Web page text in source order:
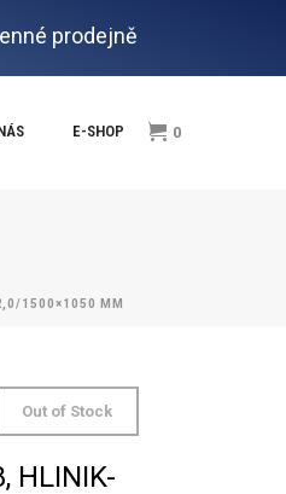
prodejně
E-SHOP 0
1500×1050 MM
Out of Stock
HLINIK-